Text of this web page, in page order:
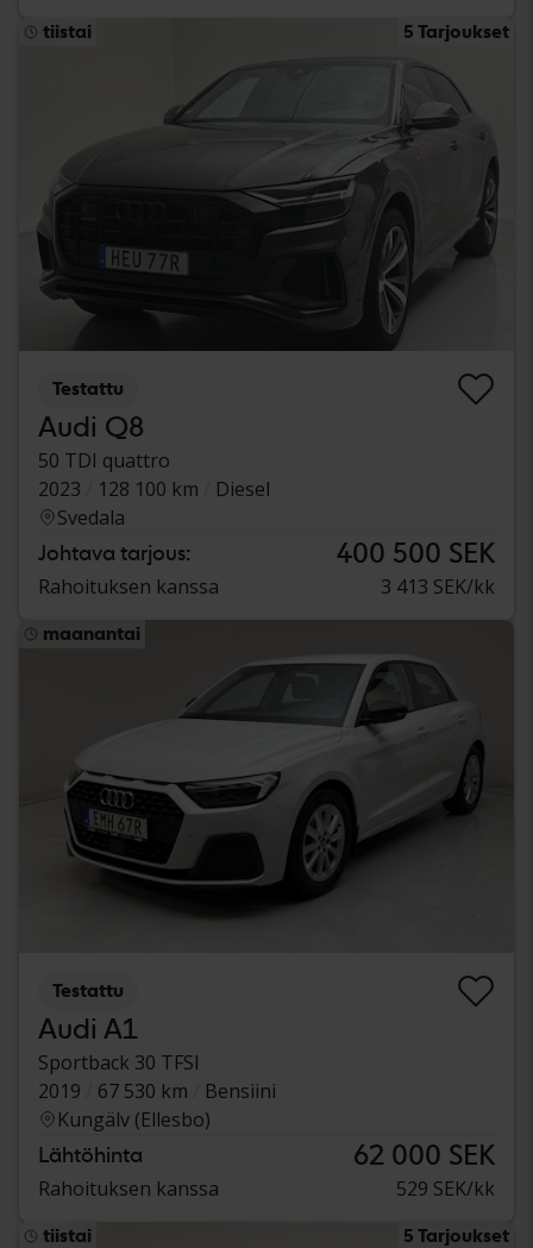
tiistai 5 Tarjoukset
Testattu
Audi Q8
50 TDI quattro
2023
128 100 km
Diesel
Svedala
Johtava tarjous: 400 500 SEK
Rahoituksen kanssa 3 413 SEK/kk
maanantai
Testattu
Audi A1
Sportback 30 TFSI
2019
67 530 km
Bensiini
Kungälv (Ellesbo)
Lähtöhinta 62 000 SEK
Rahoituksen kanssa 529 SEK/kk
tiistai 5 Tarjoukset